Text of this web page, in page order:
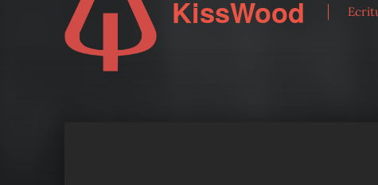
KissWood